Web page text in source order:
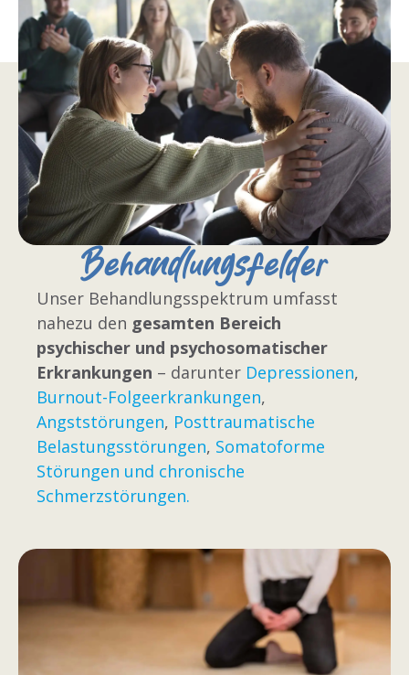
Behandlungsfelder
Unser Behandlungsspektrum umfasst
nahezu den gesamten Bereich
psychischer und psychosomatischer
Erkrankungen – darunter Depressionen,
Burnout-Folgeerkrankungen,
Angststörungen, Posttraumatische
Belastungsstörungen, Somatoforme
Störungen und chronische
Schmerzstörungen.